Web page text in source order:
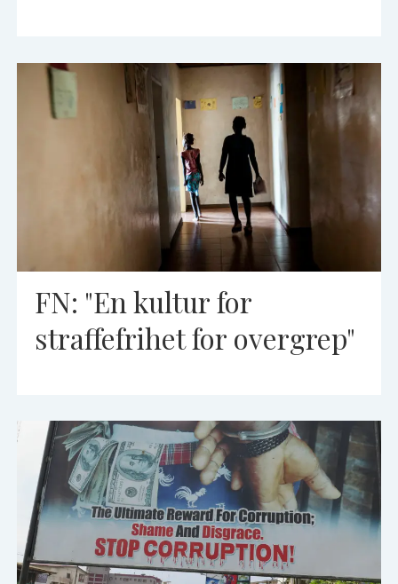
FN: "En kultur for
straffefrihet for overgrep"